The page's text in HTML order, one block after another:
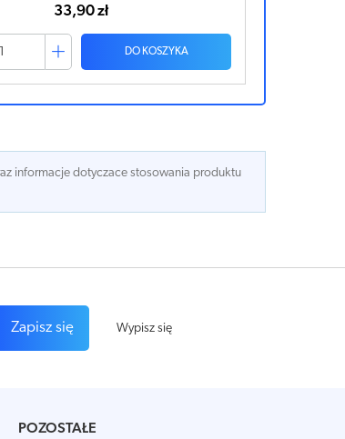
33,90 zł
DO KOSZYKA
informacje dotyczace stosowania produktu
Zapisz się Wypisz się
POZOSTAŁE